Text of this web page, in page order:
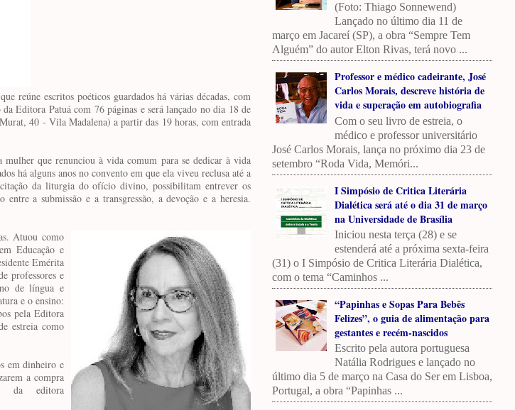
reúne escritos poéticos guardados há várias décadas, com
Editora Patuá com 76 páginas e será lançado no dia 18 de
40 - Vila Madalena) a partir das 19 horas, com entrada
que renunciou à vida comum para se dedicar à vida
há alguns anos no convento em que ela viveu reclusa até a
da liturgia do ofício divino, possibilitam entrever os
a submissão e a transgressão, a devoção e a heresia.
Atuou como
Educação e
Emérita
professores e
de língua e
e o ensino:
pela Editora
estreia como
em dinheiro e
a compra
da editora
(Foto: Thiago Sonnewend)
Lançado no último dia 11 de
março em Jacareí (SP), a obra “Sempre Tem
Alguém” do autor Elton Rivas, terá novo ...
Professor e médico cadeirante, José
Carlos Morais, descreve história de
vida e superação em autobiografia
Com o seu livro de estreia, o
médico e professor universitário
José Carlos Morais, lança no próximo dia 23 de
setembro “Roda Vida, Memóri...
I Simpósio de Critica Literária
Dialética será até o dia 31 de março
na Universidade de Brasília
Iniciou nesta terça (28) e se
estenderá até a próxima sexta-feira
(31) o I Simpósio de Critica Literária Dialética,
com o tema “Caminhos ...
“Papinhas e Sopas Para Bebês
Felizes”, o guia de alimentação para
gestantes e recém-nascidos
Escrito pela autora portuguesa
Natália Rodrigues e lançado no
último dia 5 de março na Casa do Ser em Lisboa,
Portugal, a obra “Papinhas ...